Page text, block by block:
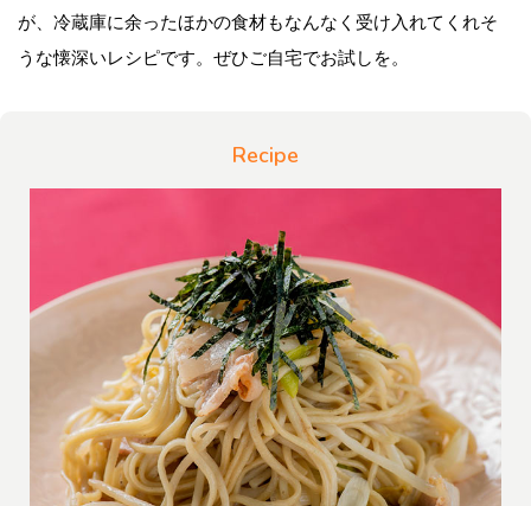
が、冷蔵庫に余ったほかの食材もなんなく受け入れてくれそ
うな懐深いレシピです。ぜひご自宅でお試しを。
Recipe